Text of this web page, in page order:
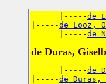
      |-----
de
|-----de Looz,
      |-----
de
de Duras,
      |-----
de
|-----de Duras,